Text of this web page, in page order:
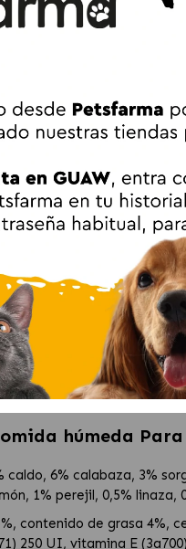
400gr -
comida húmeda
de proteínas y
y
lo que favorece una
Garantiza una alimentación
grasos omega-3 del
y Calabaza?
perros de todas las
y antioxidantes que
exigentes.
estar seguro de que
húmeda
caldo, 6% calabaza, 3%
1% perejil, 0,5% linaza,
contenido de grasa 4%,
250 UI, vitamina E